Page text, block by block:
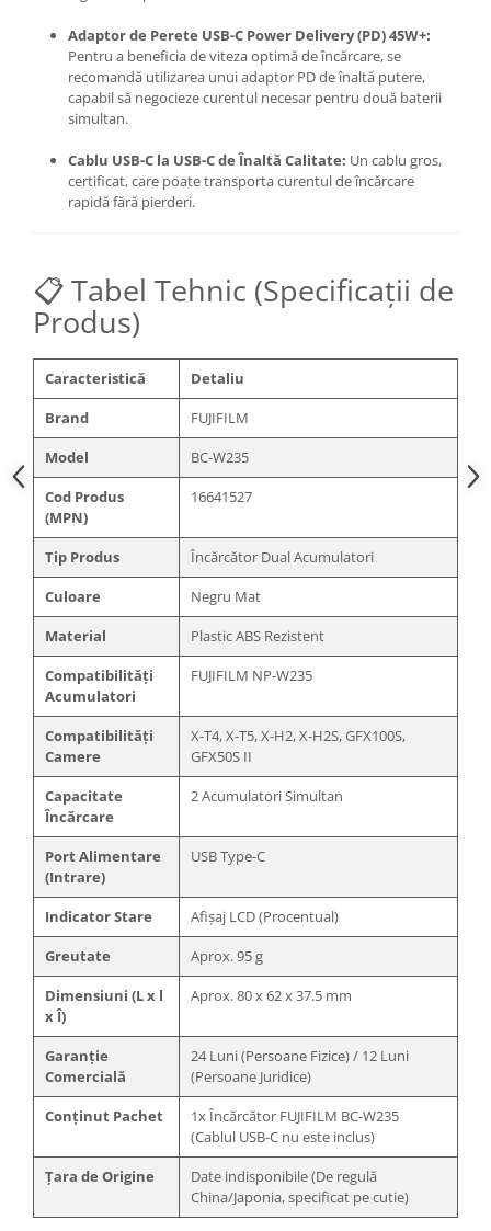
Trepiede foto
Trepiede video
Trepied / Monopied Carbon
webcam-uri
Monopiede foto/video
Placute cap trepied
Huse trepied / stativ lumini
Sina Focus pentru Macro
Accesorii trepiede si monopiede
Selfie Stick
Studio/Lumini si accesorii
Blitz-uri studio
Blitz-uri mobile, cu acumulatori
Softbox-uri
Accesorii Blitz-uri studio
Lampi lumina continua
Stative/boom-uri pentru lumini
Cleme blitz fasung lumina, spigoti
Fundaluri
Suporti pentru fundaluri
Blende
Umbrele
Corturi si mese pt. fotografia de
produs
Declansatoare Radio si Infrarosu
Huse si genti pentru studio
Becuri si lampa blitz studio
Suruburi si piulite, adaptoare de
trecere
Calibrare expunere
Imprimante si Consumabile
Cartuse si cerneluri
Imprimante
Scannere Documente
Adaptor de Perete USB-C Power Delivery (PD) 45W+:
Pentru a beneficia de viteza optimă de încărcare,se
recomandă utilizarea unui adaptor PD de înaltă putere,
capabil să negocieze curentul necesar pentru două baterii
simultan.
Cablu USB-C la USB-C de Înaltă Calitate: Un cablu gros,
certificat,care poate transporta curentul de încărcare
rapidă fără pierderi.
📋 Tabel Tehnic (Specificații de
Produs)
Caracteristică
Detaliu
Brand
FUJIFILM
Model
BC-W235
Cod Produs
(MPN)
16641527
Tip Produs
Încărcător Dual Acumulatori
Culoare
Negru Mat
Material
Plastic ABS Rezistent
Compatibilități
Acumulatori
FUJIFILM NP-W235
Compatibilități
Camere
X-T4, X-T5, X-H2, X-H2S, GFX100S,
GFX50S II
Capacitate
Încărcare
2 Acumulatori Simultan
Port Alimentare
(Intrare)
USB Type-C
Indicator Stare
Afișaj LCD (Procentual)
Greutate
Aprox. 95 g
Dimensiuni (L x l
x Î)
Aprox.80 x 62 x 37.5 mm
Garanție
Comercială
24 Luni (Persoane Fizice) / 12 Luni
(Persoane Juridice)
Conținut Pachet
1x Încărcător FUJIFILM BC-W235
(Cablul USB-C nu este inclus)
Țara de Origine
Date indisponibile (De regulă
China/Japonia, specificat pe cutie)